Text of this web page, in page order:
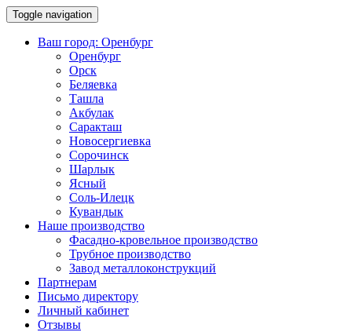
Toggle navigation
Ваш город: Оренбург
Оренбург
Орск
Беляевка
Ташла
Акбулак
Саракташ
Новосергиевка
Сорочинск
Шарлык
Ясный
Соль-Илецк
Кувандык
Наше производство
Фасадно-кровельное производство
Трубное производство
Завод металлоконструкций
Партнерам
Письмо директору
Личный кабинет
Отзывы